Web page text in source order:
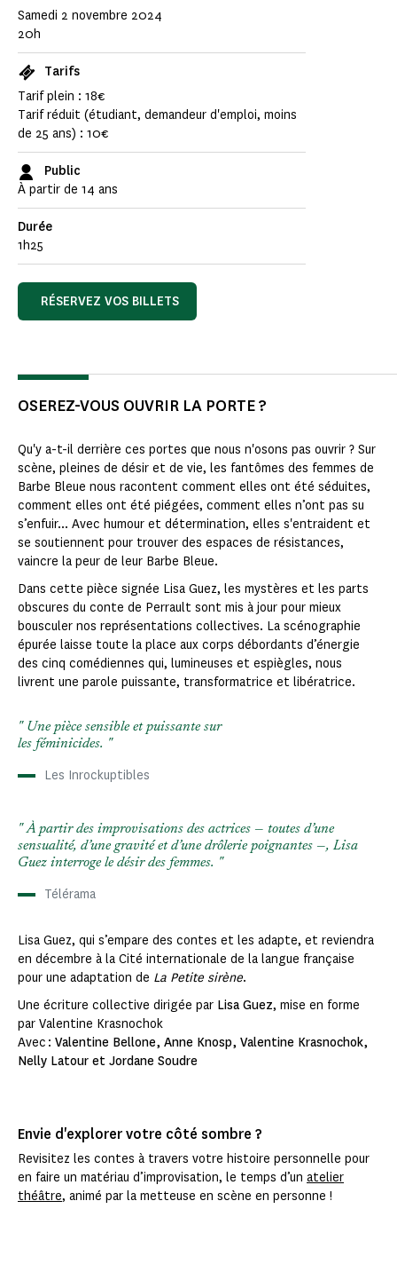
Samedi 2 novembre 2024
20h
Tarifs
Tarif plein : 18€
Tarif réduit (étudiant, demandeur d'emploi, moins
de 25 ans) : 10€
Public
À partir de 14 ans
Durée
1h25
RÉSERVEZ VOS BILLETS
OSEREZ-VOUS OUVRIR LA PORTE ?
Qu'y a-t-il derrière ces portes que nous n'osons pas ouvrir ? Sur
scène, pleines de désir et de vie, les fantômes des femmes de
Barbe Bleue nous racontent comment elles ont été séduites,
comment elles ont été piégées, comment elles n’ont pas su
s’enfuir... Avec humour et détermination, elles s'entraident et
se soutiennent pour trouver des espaces de résistances,
vaincre la peur de leur Barbe Bleue.
Dans cette pièce signée Lisa Guez, les mystères et les parts
obscures du conte de Perrault sont mis à jour pour mieux
bousculer nos représentations collectives. La scénographie
épurée laisse toute la place aux corps débordants d’énergie
des cinq comédiennes qui, lumineuses et espiègles, nous
livrent une parole puissante, transformatrice et libératrice.
Une pièce sensible et puissante sur
les féminicides.
Les Inrockuptibles
À partir des improvisations des actrices — toutes d’une
sensualité, d’une gravité et d’une drôlerie poignantes —, Lisa
Guez interroge le désir des femmes.
Télérama
Lisa Guez, qui s’empare des contes et les adapte, et reviendra
en décembre à la Cité internationale de la langue française
pour une adaptation de La Petite sirène.
Une écriture collective dirigée par Lisa Guez, mise en forme
par Valentine Krasnochok
Avec : Valentine Bellone, Anne Knosp, Valentine Krasnochok,
Nelly Latour et Jordane Soudre
Envie d'explorer votre côté sombre ?
Revisitez les contes à travers votre histoire personnelle pour
en faire un matériau d’improvisation, le temps d’un atelier
théâtre, animé par la metteuse en scène en personne !